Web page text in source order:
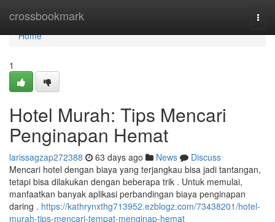
crossbookmark
Home
Home
1
Hotel Murah: Tips Mencari
Penginapan Hemat
larissagzap272388 63 days ago News
Discuss
Mencari hotel dengan biaya yang terjangkau bisa jadi tantangan,
tetapi bisa dilakukan dengan beberapa trik . Untuk memulai,
manfaatkan banyak aplikasi perbandingan biaya penginapan
daring . https://kathrynxthg713952.ezblogz.com/73438201/hotel-
murah-tips-mencari-tempat-menginap-hemat